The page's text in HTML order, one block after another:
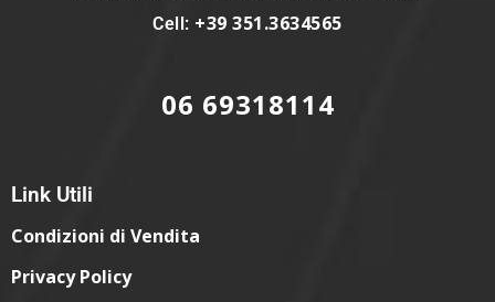
Cell: +39 351.3634565
06 69318114
Link Utili
Condizioni di Vendita
Privacy Policy